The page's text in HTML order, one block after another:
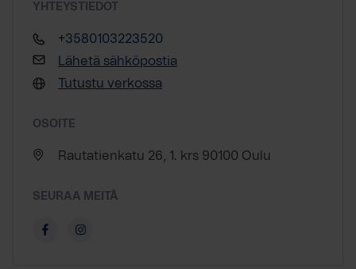
YHTEYSTIEDOT
+3580103223520
Lähetä sähköpostia
Tutustu verkossa
OSOITE
Rautatienkatu 26, 1. krs 90100 Oulu
SEURAA MEITÄ